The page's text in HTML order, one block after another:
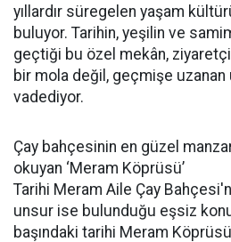
yıllardır süregelen yaşam
buluyor. Tarihin, yeşilin ve
geçtiği bu özel mekân,
bir mola değil, geçmişe
vadediyor.
Çay bahçesinin en güzel
okuyan ‘Meram Köprüsü’
Tarihi Meram Aile Çay
unsur ise bulunduğu eşsiz
başındaki tarihi Meram